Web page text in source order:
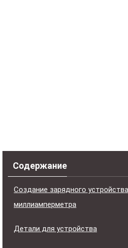
Содержание
Создание зарядного
миллиамперметра
Детали для устройства